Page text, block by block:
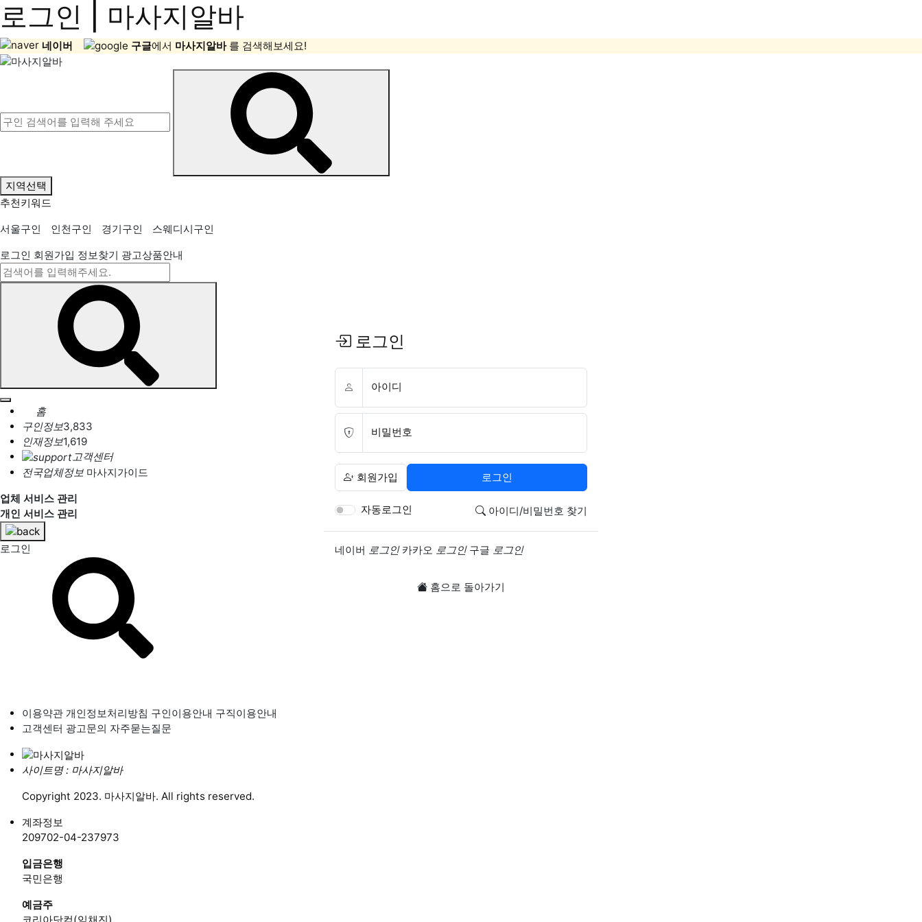
로그인 | 마사지알바
네이버 구글에서 마사지알바 를 검색해보세요!
지역선택
추천키워드
서울구인
인천구인 경기구인
스웨디시구인
로그인 회원가입 정보찾기 광고상품안내
홈
구인정보3,833
인재정보1,619
고객센터
전국업체정보 마사지가이드
업체 서비스 관리
개인 서비스 관리
로그인
로그인
아이디
비밀번호
회원가입 로그인
자동로그인 아이디/비밀번호 찾기
소셜계정으로 로그인
네이버 로그인 카카오 로그인 구글 로그인
홈으로 돌아가기
이용약관 개인정보처리방침 구인이용안내 구직이용안내
고객센터 광고문의 자주묻는질문
사이트명 : 마사지알바
Copyright 2023. 마사지알바. All rights reserved.
계좌정보
209702-04-237973
입금은행
국민은행
예금주